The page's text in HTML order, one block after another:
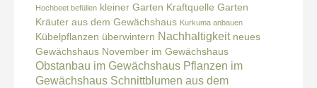
Hochbeet befüllen kleiner Garten Kraftquelle Garten
Kräuter aus dem Gewächshaus Kurkuma anbauen
Kübelpflanzen überwintern Nachhaltigkeit neues
Gewächshaus November im Gewächshaus
Obstanbau im Gewächshaus Pflanzen im
Gewächshaus Schnittblumen aus dem